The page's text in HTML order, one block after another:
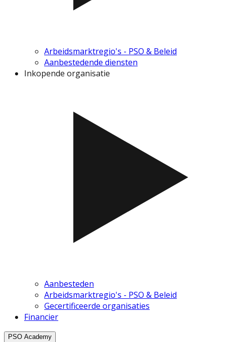
Arbeidsmarktregio's - PSO & Beleid
Aanbestedende diensten
Inkopende organisatie
Aanbesteden
Arbeidsmarktregio's - PSO & Beleid
Gecertificeerde organisaties
Financier
PSO Academy